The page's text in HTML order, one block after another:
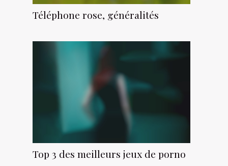
Téléphone rose, généralités
Top 3 des meilleurs jeux de porno